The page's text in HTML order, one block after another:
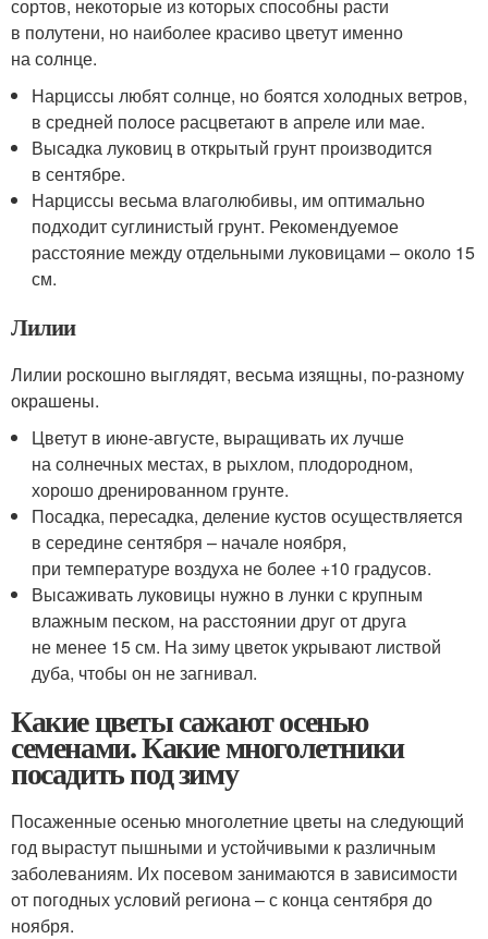
сортов, некоторые из которых способны расти
в полутени, но наиболее красиво цветут именно
на солнце.
Нарциссы любят солнце, но боятся холодных ветров,
в средней полосе расцветают в апреле или мае.
Высадка луковиц в открытый грунт производится
в сентябре.
Нарциссы весьма влаголюбивы, им оптимально
подходит суглинистый грунт. Рекомендуемое
расстояние между отдельными луковицами – около 15
см.
Лилии
Лилии роскошно выглядят, весьма изящны, по-разному
окрашены.
Цветут в июне-августе, выращивать их лучше
на солнечных местах, в рыхлом, плодородном,
хорошо дренированном грунте.
Посадка, пересадка, деление кустов осуществляется
в середине сентября – начале ноября,
при температуре воздуха не более +10 градусов.
Высаживать луковицы нужно в лунки с крупным
влажным песком, на расстоянии друг от друга
не менее 15 см. На зиму цветок укрывают листвой
дуба, чтобы он не загнивал.
Какие цветы сажают осенью
семенами. Какие многолетники
посадить под зиму
Посаженные осенью многолетние цветы на следующий
год вырастут пышными и устойчивыми к различным
заболеваниям. Их посевом занимаются в зависимости
от погодных условий региона – с конца сентября до
ноября.